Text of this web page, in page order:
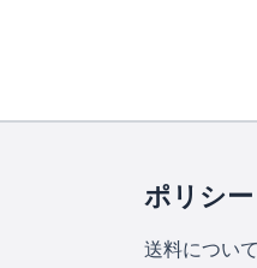
ポリシー
送料につい